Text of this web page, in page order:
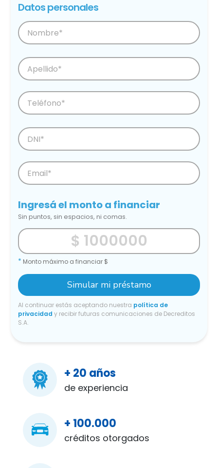
Datos personales
Ingresá el monto a financiar
Sin puntos, sin espacios, ni comas.
* Monto máximo a financiar $
Simular mi préstamo
Al continuar estás aceptando nuestra política de
privacidad y recibir futuras comunicaciones de Decreditos
S.A.
+ 20 años
de experiencia
+ 100.000
créditos otorgados